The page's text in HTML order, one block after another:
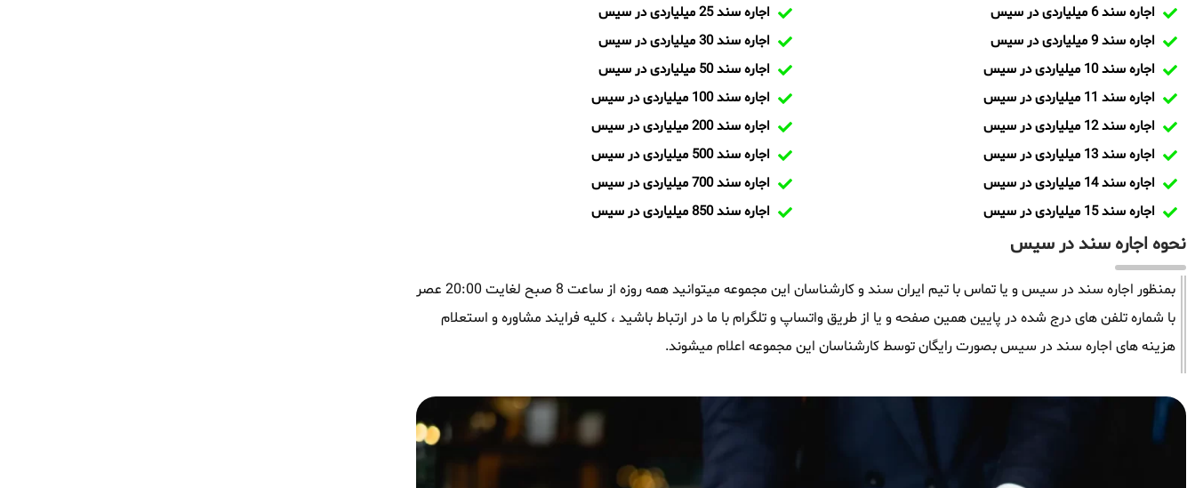
اجاره سند 6 میلیاردی در سیس
اجاره سند 9 میلیاردی در سیس
اجاره سند 10 میلیاردی در سیس
اجاره سند 11 میلیاردی در سیس
اجاره سند 12 میلیاردی در سیس
اجاره سند 13 میلیاردی در سیس
اجاره سند 14 میلیاردی در سیس
اجاره سند 15 میلیاردی در سیس
اجاره سند 25 میلیاردی در سیس
اجاره سند 30 میلیاردی در سیس
اجاره سند 50 میلیاردی در سیس
اجاره سند 100 میلیاردی در سیس
اجاره سند 200 میلیاردی در سیس
اجاره سند 500 میلیاردی در سیس
اجاره سند 700 میلیاردی در سیس
اجاره سند 850 میلیاردی در سیس
نحوه اجاره سند در سیس
بمنظور اجاره سند در سیس و یا تماس با تیم ایران سند و کارشناسان این مجموعه میتوانید همه روزه از ساعت 8 صبح لغایت 20:00 عصر
با شماره تلفن های درج شده در پایین همین صفحه و یا از طریق واتساپ و تلگرام با ما در ارتباط باشید ، کلیه فرایند مشاوره و استعلام
هزینه های اجاره سند در سیس بصورت رایگان توسط کارشناسان این مجموعه اعلام میشوند.